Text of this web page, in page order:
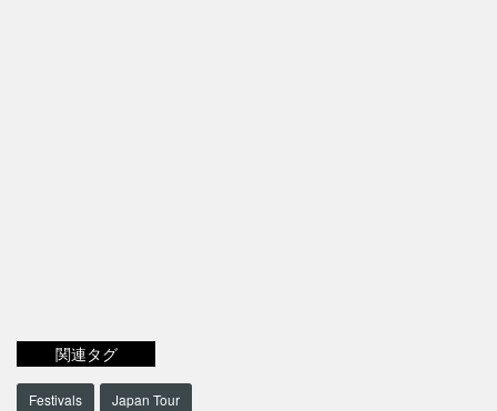
関連タグ
Festivals Japan Tour